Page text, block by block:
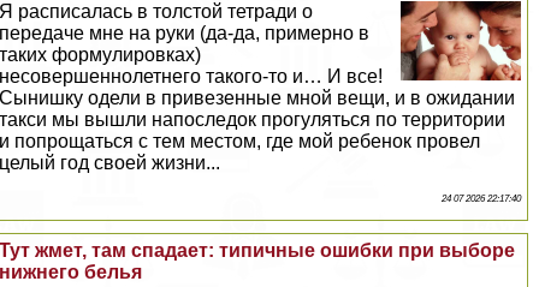
Я расписалась в толстой тетради о
передаче мне на руки (да-да, примерно в
таких формулировках)
несовершеннолетнего такого-то и… И все!
Сынишку одели в привезенные мной вещи, и в ожидании
такси мы вышли напоследок прогуляться по территории
и попрощаться с тем местом, где мой ребенок провел
целый год своей жизни...
24 07 2026 22:17:40
Тут жмет, там спадает: типичные ошибки при выборе
нижнего белья